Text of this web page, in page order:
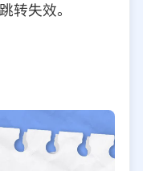
转失效。